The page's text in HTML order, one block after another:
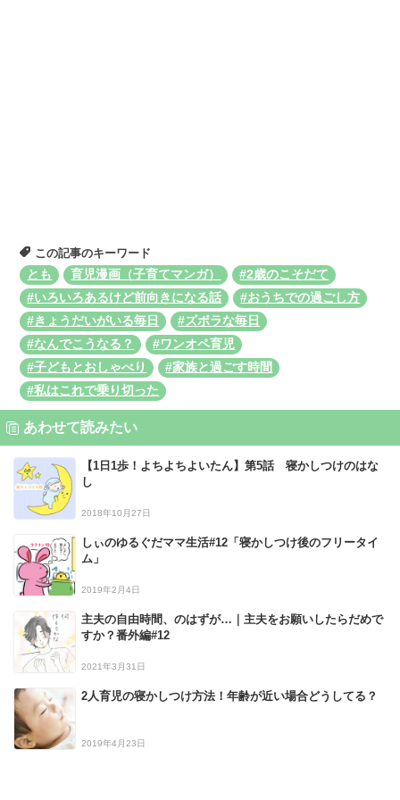
この記事のキーワード
とも
育児漫画（子育てマンガ）
#2歳のこそだて
#いろいろあるけど前向きになる話
#おうちでの過ごし方
#きょうだいがいる毎日
#ズボラな毎日
#なんでこうなる？
#ワンオペ育児
#子どもとおしゃべり
#家族と過ごす時間
#私はこれで乗り切った
あわせて読みたい
【1日1歩！よちよちよいたん】第5話 寝かしつけのはな
し
2018年10月27日
しぃのゆるぐだママ生活#12「寝かしつけ後のフリータイ
ム」
2019年2月4日
主夫の自由時間、のはずが…｜主夫をお願いしたらだめで
すか？番外編#12
2021年3月31日
2人育児の寝かしつけ方法！年齢が近い場合どうしてる？
2019年4月23日